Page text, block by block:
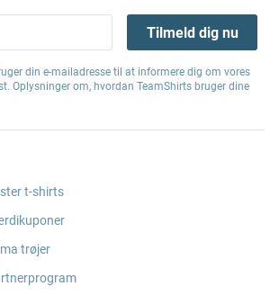
Tilmeld dig nu
din e-mailadresse til at informere dig om vores
Oplysninger om, hvordan TeamShirts bruger dine
t-shirts
trøjer